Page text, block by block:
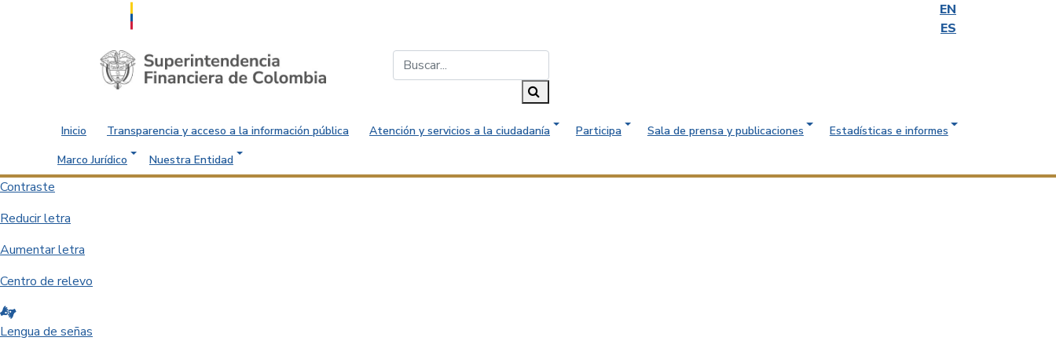
EN
ES
Saltar al contenido principal
Inicio Transparencia y acceso a la información pública Atención y servicios a la ciudadanía Participa Sala de prensa y publicaciones
Estadísticas e informes
Marco Jurídico
Nuestra Entidad
Contraste
Reducir letra
Aumentar letra
Centro de relevo
Lengua de señas